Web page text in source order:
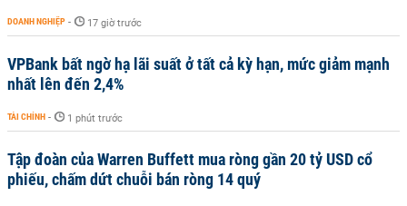
DOANH NGHIỆP - 17 giờ trước
VPBank bất ngờ hạ lãi suất ở tất cả kỳ hạn, mức giảm mạnh
nhất lên đến 2,4%
TÀI CHÍNH - 1 phút trước
Tập đoàn của Warren Buffett mua ròng gần 20 tỷ USD cổ
phiếu, chấm dứt chuỗi bán ròng 14 quý